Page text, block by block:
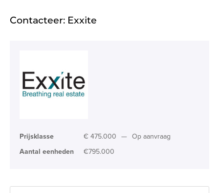
Contacteer: Exxite
Prijsklasse € 475.000 — Op aanvraag
Aantal eenheden
€795.000